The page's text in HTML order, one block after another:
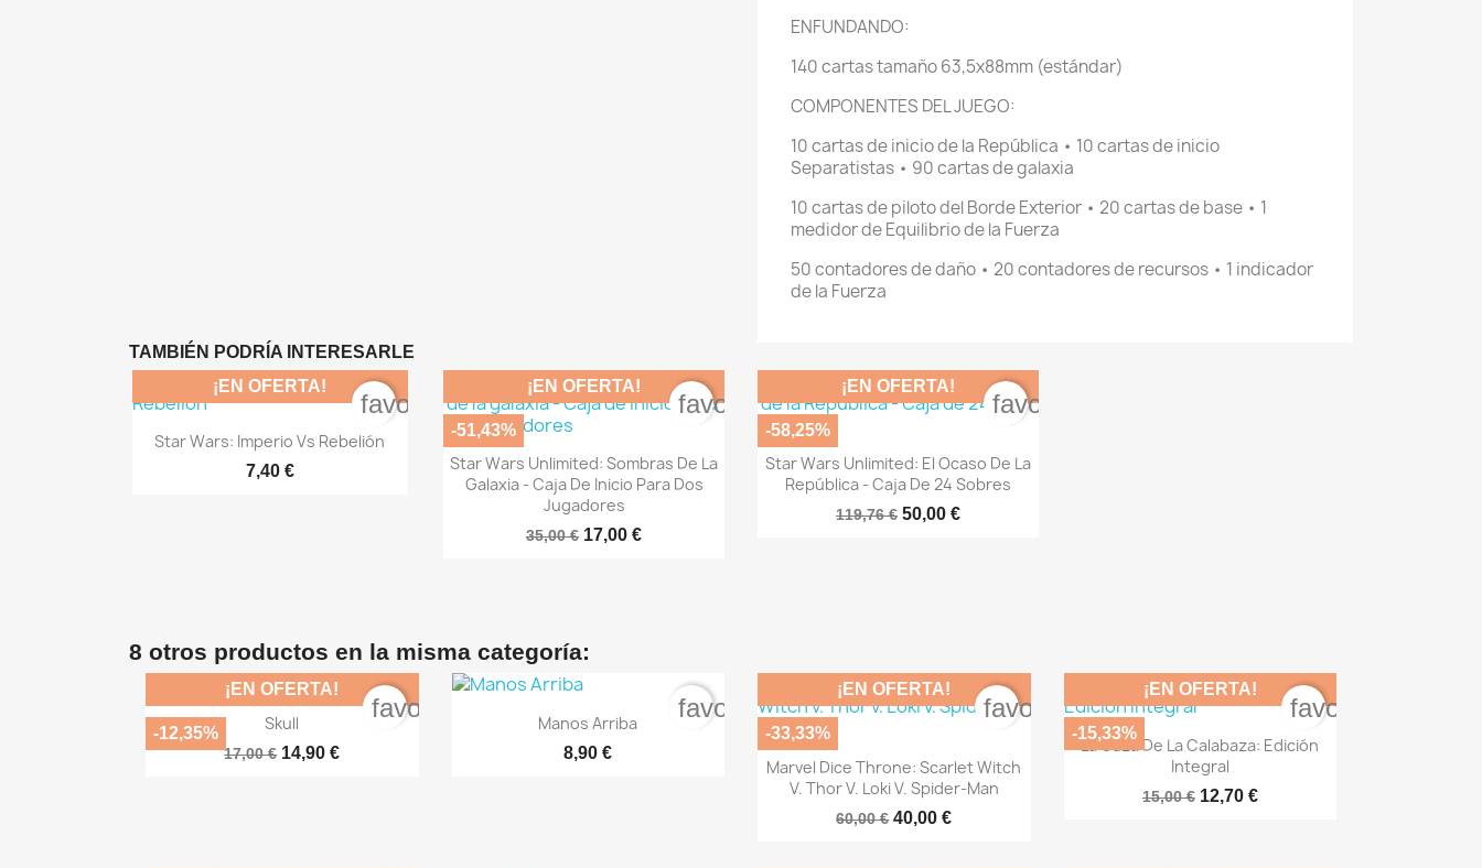
ENFUNDANDO:
140 cartas tamaño 63,5x88mm (estándar)
COMPONENTES DEL JUEGO:
10 cartas de inicio de la República • 10 cartas de inicio
Separatistas • 90 cartas de galaxia
10 cartas de piloto del Borde Exterior • 20 cartas de base • 1
medidor de Equilibrio de la Fuerza
50 contadores de daño • 20 contadores de recursos • 1 indicador
de la Fuerza
TAMBIÉN PODRÍA INTERESARLE
 Vista rápida
Star Wars: Imperio Vs Rebelión
7,40 €
¡EN OFERTA!
favorite_border
 Vista rápida
Star Wars Unlimited: Sombras De La
Galaxia - Caja De Inicio Para Dos
Jugadores
35,00 € 17,00 €
¡EN OFERTA!
-51,43%
favorite_border
 Vista rápida
Star Wars Unlimited: El Ocaso De La
República - Caja De 24 Sobres
119,76 € 50,00 €
¡EN OFERTA!
-58,25%
favorite_border
8 otros productos en la misma categoría:
 Vista rápida
Skull
17,00 € 14,90 €
¡EN OFERTA!
-12,35%
favorite_border  Vista rápida
Manos Arriba
8,90 €
favorite_border
 Vista rápida
Marvel Dice Throne: Scarlet Witch
V. Thor V. Loki V. Spider-Man
60,00 € 40,00 €
¡EN OFERTA!
-33,33%
favorite_border
 Vista rápida
La Caza De La Calabaza: Edición
Integral
15,00 € 12,70 €
¡EN OFERTA!
-15,33%
favorite_border